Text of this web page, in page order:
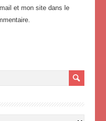
et mon site dans le